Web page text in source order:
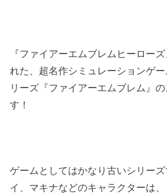
『ファイアーエムブレムヒーロー
れた、超名作シミュレーションゲ
リーズ『ファイアーエムブレム』
す！
ゲームとしてはかなり古いシリー
イ、マキナなどのキャラクターは